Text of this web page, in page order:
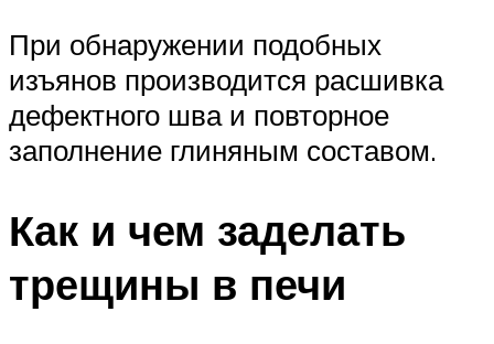
При обнаружении подобных
изъянов производится расшивка
дефектного шва и повторное
заполнение глиняным составом.
Как и чем заделать
трещины в печи